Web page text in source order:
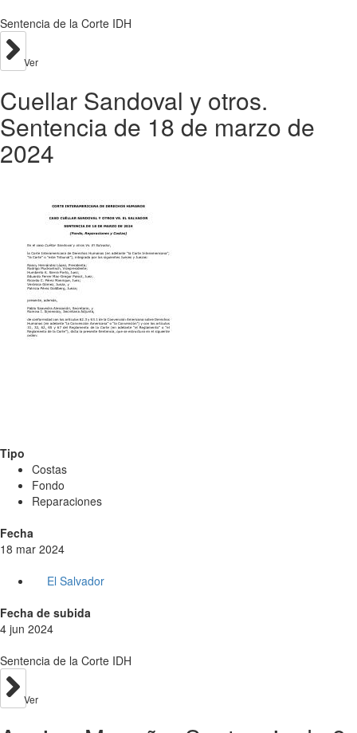
Sentencia de la Corte IDH
Ver
Cuellar Sandoval y otros.
Sentencia de 18 de marzo de
2024
Tipo
Costas
Fondo
Reparaciones
Fecha
18 mar 2024
El Salvador
Fecha de subida
4 jun 2024
Sentencia de la Corte IDH
Ver